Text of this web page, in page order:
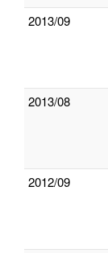
2013/09
2013/08
2012/09